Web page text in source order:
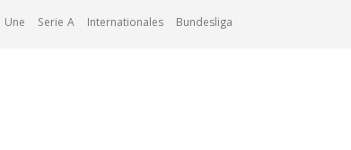
Une Serie A Internationales Bundesliga